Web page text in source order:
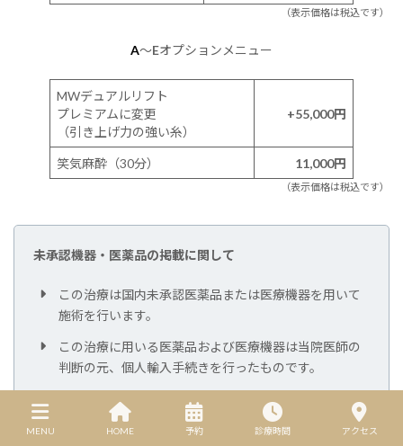
（表示価格は税込です）
A〜Eオプションメニュー
MWデュアルリフト
プレミアムに変更
（引き上げ力の強い糸）
+55,000円
笑気麻酔（30分） 11,000円
（表示価格は税込です）
未承認機器・医薬品の掲載に関して
この治療は国内未承認医薬品または医療機器を用いて
施術を行います。
この治療に用いる医薬品および医療機器は当院医師の
判断の元、個人輸入手続きを行ったものです。
や性能を有する他の国内承認医薬品等はありません。
MENU HOME 予約 診療時間 アクセス